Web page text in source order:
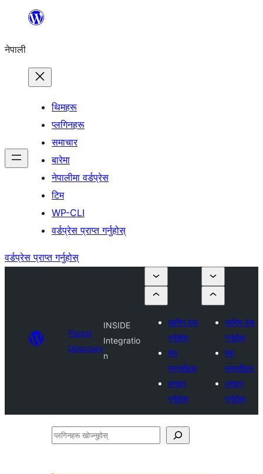
सामग्रीमा
नेपाली
थिमहरू
प्लगिनहरू
समाचार
बारेमा
नेपालीमा वर्डप्रेस
टिम
WP-CLI
वर्डप्रेस प्राप्त गर्नुहोस्
वर्डप्रेस प्राप्त गर्नुहोस्
Plugin
Directory
INSIDE
Integratio
n
प्लगिन पेस
गर्नुहोस्
मेरा
मनपर्दोहरू
लगइन
गर्नुहोस्
प्लगिन पेस
गर्नुहोस्
मेरा
मनपर्दोहरू
लगइन
गर्नुहोस्
प्लगिनहरू